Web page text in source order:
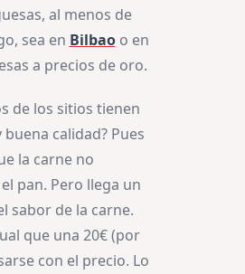
al menos de
sea en Bilbaoo en
a precios de oro.
de los sitios tienen
calidad? Pues
la carne no
pan. Pero llega un
sabor de la carne.
que una 20€ (por
con el precio. Lo